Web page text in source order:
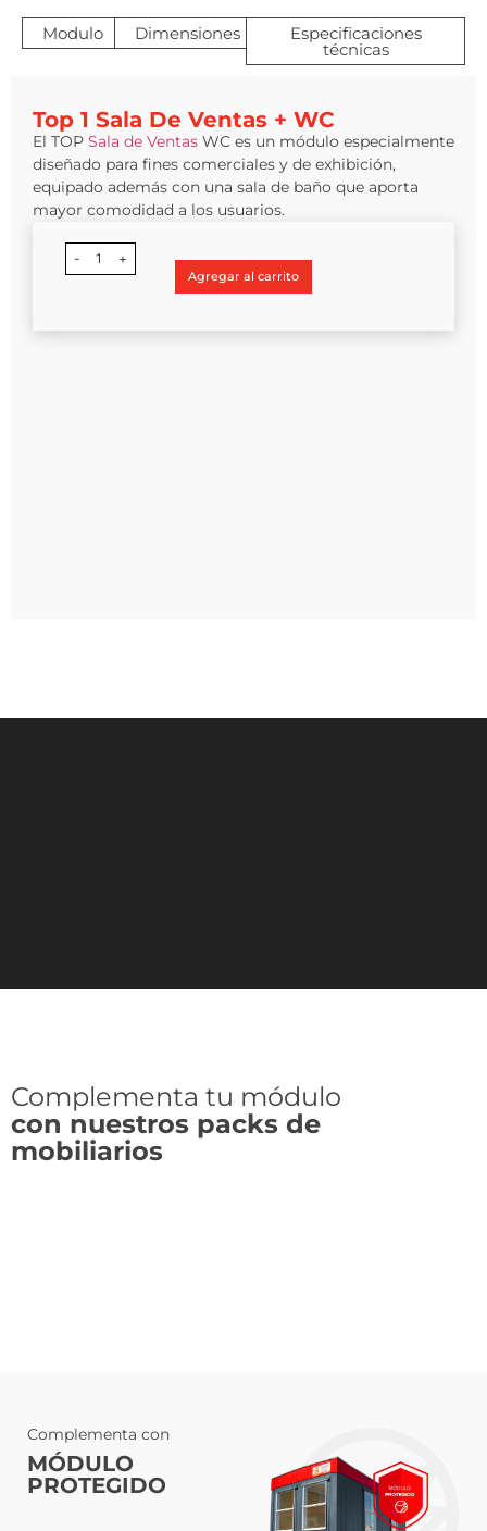
Modulo Dimensiones Especificaciones
técnicas
Top 1 Sala De Ventas + WC
El TOP Sala de Ventas WC es un módulo especialmente
diseñado para fines comerciales y de exhibición,
equipado además con una sala de baño que aporta
mayor comodidad a los usuarios.
- 1 +
Agregar al carrito
Complementa tu módulo
con nuestros packs de
mobiliarios
Complementa con
MÓDULO
PROTEGIDO